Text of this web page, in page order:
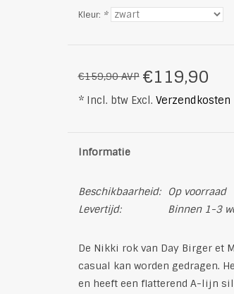
Kleur: *
€159,90 AVP €119,90
* Incl. btw Excl. Verzendkosten
Informatie
Beschikbaarheid:
Op voorraad
Levertijd:
Binnen 1-3
De Nikki rok van Day Birger et
casual kan worden gedragen.
en heeft een flatterend A-lijn